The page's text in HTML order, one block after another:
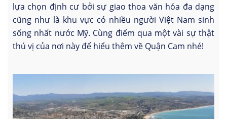
lựa chọn định cư bởi sự giao thoa văn hóa đa dạng
cũng như là khu vực có nhiều người Việt Nam sinh
sống nhất nước Mỹ. Cùng điểm qua một vài sự thật
thú vị của nơi này để hiểu thêm về Quận Cam nhé!